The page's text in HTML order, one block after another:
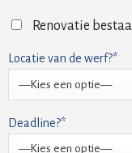
Renovatie
Locatie van de werf?*
Deadline?*